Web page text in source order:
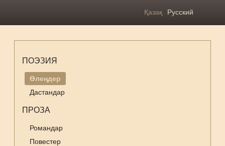
Қазақ Русский
ПОЭЗИЯ
Өлеңдер
Дастандар
ПРОЗА
Романдар
Повестер